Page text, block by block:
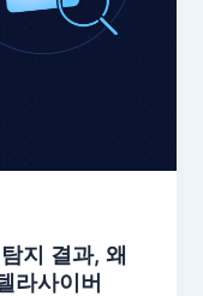
지 결과, 왜
라사이버